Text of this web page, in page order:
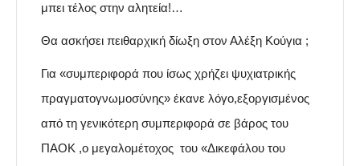
μπει τέλος στην αλητεία!…
Θα ασκήσει πειθαρχική δίωξη στον Αλέξη Κούγια ;
Για «συμπεριφορά που ίσως χρήζει ψυχιατρικής
πραγματογνωμοσύνης» έκανε λόγο,εξοργισμένος
από τη γενικότερη συμπεριφορά σε βάρος του
ΠΑΟΚ ,ο μεγαλομέτοχος του «Δικεφάλου του